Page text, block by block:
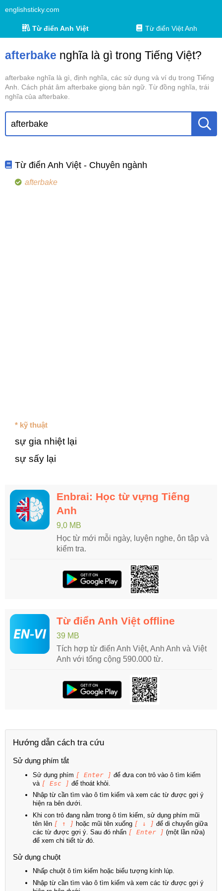
englishsticky.com
Từ điển Anh Việt Từ điển Việt Anh
afterbake nghĩa là gì trong Tiếng Việt?
afterbake nghĩa là gì, định nghĩa, các sử dụng và ví dụ trong Tiếng
Anh. Cách phát âm afterbake giọng bản ngữ. Từ đồng nghĩa, trái
nghĩa của afterbake.
Từ điển Anh Việt - Chuyên ngành
afterbake
* kỹ thuật
sự gia nhiệt lại
sự sấy lại
Enbrai: Học từ vựng Tiếng
Anh
9,0 MB
Học từ mới mỗi ngày, luyện nghe, ôn tập và
kiểm tra.
Từ điển Anh Việt offline
39 MB
Tích hợp từ điển Anh Việt, Anh Anh và Việt
Anh với tổng cộng 590.000 từ.
Hướng dẫn cách tra cứu
Sử dụng phím tắt
Sử dụng phím [ Enter ] để đưa con trỏ vào ô tìm kiếm
và [ Esc ] để thoát khỏi.
Nhập từ cần tìm vào ô tìm kiếm và xem các từ được gợi ý
hiện ra bên dưới.
Khi con trỏ đang nằm trong ô tìm kiếm, sử dụng phím mũi
tên lên [ ↑ ] hoặc mũi tên xuống [ ↓ ] để di chuyển giữa
các từ được gợi ý. Sau đó nhấn [ Enter ] (một lần nữa)
để xem chi tiết từ đó.
Sử dụng chuột
Nhấp chuột ô tìm kiếm hoặc biểu tượng kính lúp.
Nhập từ cần tìm vào ô tìm kiếm và xem các từ được gợi ý